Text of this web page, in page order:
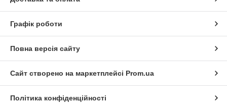
Графік роботи
Повна версія сайту
Сайт створено на маркетплейсі Prom.ua
Політика конфіденційності